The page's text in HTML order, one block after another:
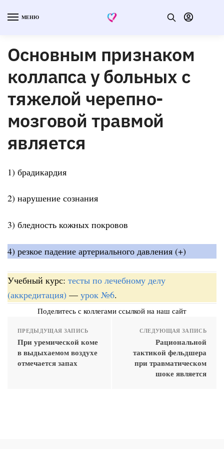
МЕНЮ
Основным признаком
коллапса у больных с
тяжелой черепно-
мозговой травмой
является
1) брадикардия
2) нарушение сознания
3) бледность кожных покровов
4) резкое падение артериального давления (+)
Учебный курс: тесты по лечебному делу
(аккредитация) — урок №6.
Поделитесь с коллегами ссылкой на наш сайт
ПРЕДЫДУЩАЯ ЗАПИСЬ
При уремической коме
в выдыхаемом воздухе
отмечается запах
СЛЕДУЮЩАЯ ЗАПИСЬ
Рациональной
тактикой фельдшера
при травматическом
шоке является